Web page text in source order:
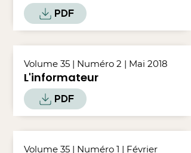
PDF
Volume 35 | Numéro 2 | Mai 2018
L'informateur
PDF
Volume 35 | Numéro 1 | Février